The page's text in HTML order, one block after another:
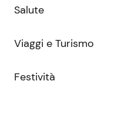
Salute
Viaggi e Turismo
Festività